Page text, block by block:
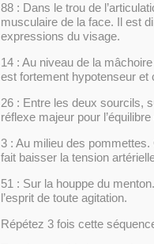
88 : Dans le trou de
musculaire de la face. Il est
expressions du visage.
14 : Au niveau de la
est fortement hypotenseur et
26 : Entre les deux sourcils,
réflexe majeur pour l’équilibre
3 : Au milieu des
fait baisser la tension
51 : Sur la houppe du
l’esprit de toute agitation.
Répétez 3 fois cette